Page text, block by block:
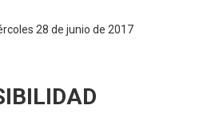
28 de junio de 2017